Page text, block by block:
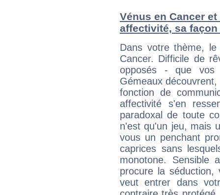
Vénus en Cancer
affectivité, sa
Dans votre thème,
Cancer. Difficile de
opposés - que vos
Gémeaux
fonction de
affectivité s'en
paradoxal de toute
n'est qu'un jeu, mais
vous un penchant
caprices sans
monotone. Sensible
procure la séduction,
veut entrer dans